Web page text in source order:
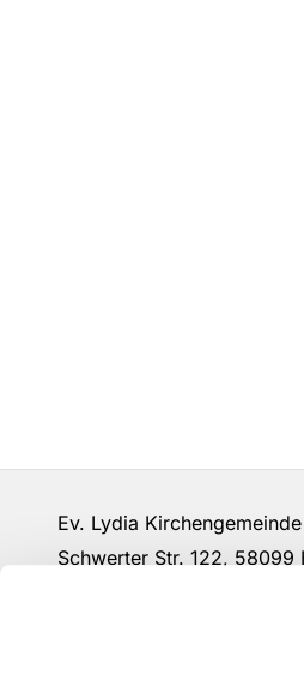
Ev. Lydia
Schwerter Str. 122, 58099